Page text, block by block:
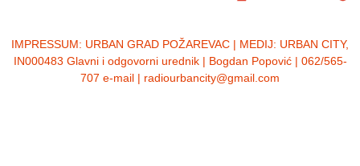
IMPRESSUM: URBAN GRAD POŽAREVAC | MEDIJ: URBAN CITY,
IN000483 Glavni i odgovorni urednik | Bogdan Popović | 062/565-
707 e-mail | radiourbancity@gmail.com